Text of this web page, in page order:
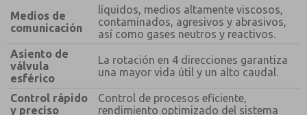
Medios de
comunicación
líquidos, medios altamente viscosos,
contaminados, agresivos y abrasivos,
así como gases neutros y reactivos.
Asiento de
válvula
esférico
La rotación en 4 direcciones garantiza
una mayor vida útil y un alto caudal.
Control rápido
y preciso
Control de procesos eficiente,
rendimiento optimizado del sistema
¿Método de Contacto Preferido?
Correo Electrónico
Teléfono